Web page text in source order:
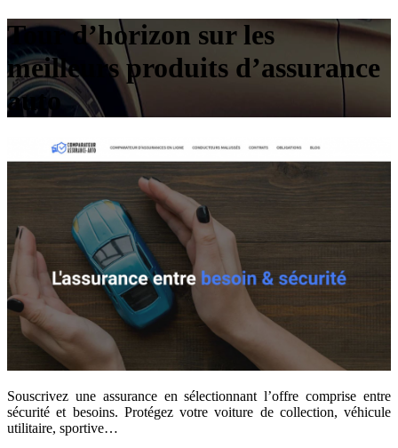
Tour d’horizon sur les
meilleurs produits d’assurance
auto
Souscrivez une assurance en sélectionnant l’offre comprise entre
sécurité et besoins. Protégez votre voiture de collection, véhicule
utilitaire, sportive…